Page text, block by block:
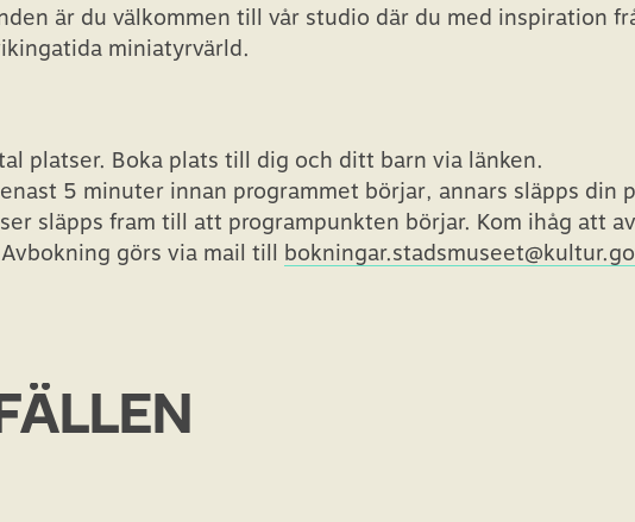
är du välkommen till vår studio där du med inspiration
miniatyrvärld.
platser. Boka plats till dig och ditt barn via länken.
5 minuter innan programmet börjar, annars släpps din
släpps fram till att programpunkten börjar. Kom ihåg att
görs via mail till